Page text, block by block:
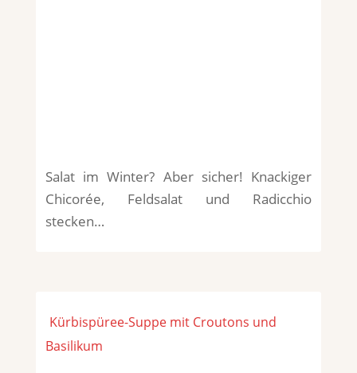
Salat im Winter? Aber sicher! Knackiger
Chicorée, Feldsalat und Radicchio
stecken…
Kürbispüree-Suppe mit Croutons und
Basilikum